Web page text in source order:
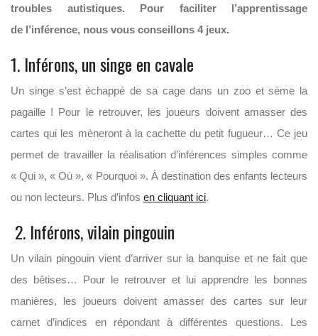
troubles autistiques. Pour faciliter l’apprentissage
de l’inférence, nous vous conseillons 4 jeux.
1. Inférons, un singe en cavale
Un singe s’est échappé de sa cage dans un zoo et sème la
pagaille ! Pour le retrouver, les joueurs doivent amasser des
cartes qui les mèneront à la cachette du petit fugueur… Ce jeu
permet de travailler la réalisation d’inférences simples comme
« Qui », « Où », « Pourquoi ». À destination des enfants lecteurs
ou non lecteurs. Plus d’infos en cliquant ici.
2. Inférons, vilain pingouin
Un vilain pingouin vient d’arriver sur la banquise et ne fait que
des bêtises… Pour le retrouver et lui apprendre les bonnes
manières, les joueurs doivent amasser des cartes sur leur
carnet d’indices en répondant à différentes questions. Les